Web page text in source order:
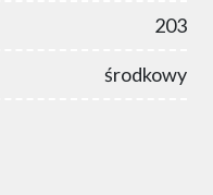
203
środkowy